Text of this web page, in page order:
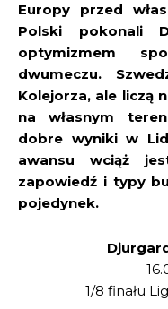
Europy przed
Polski pokonali
optymizmem
dwumeczu.
Kolejorza, ale liczą
na własnym
dobre wyniki w
awansu wciąż
zapowiedź i typy
pojedynek.
1/8 finału